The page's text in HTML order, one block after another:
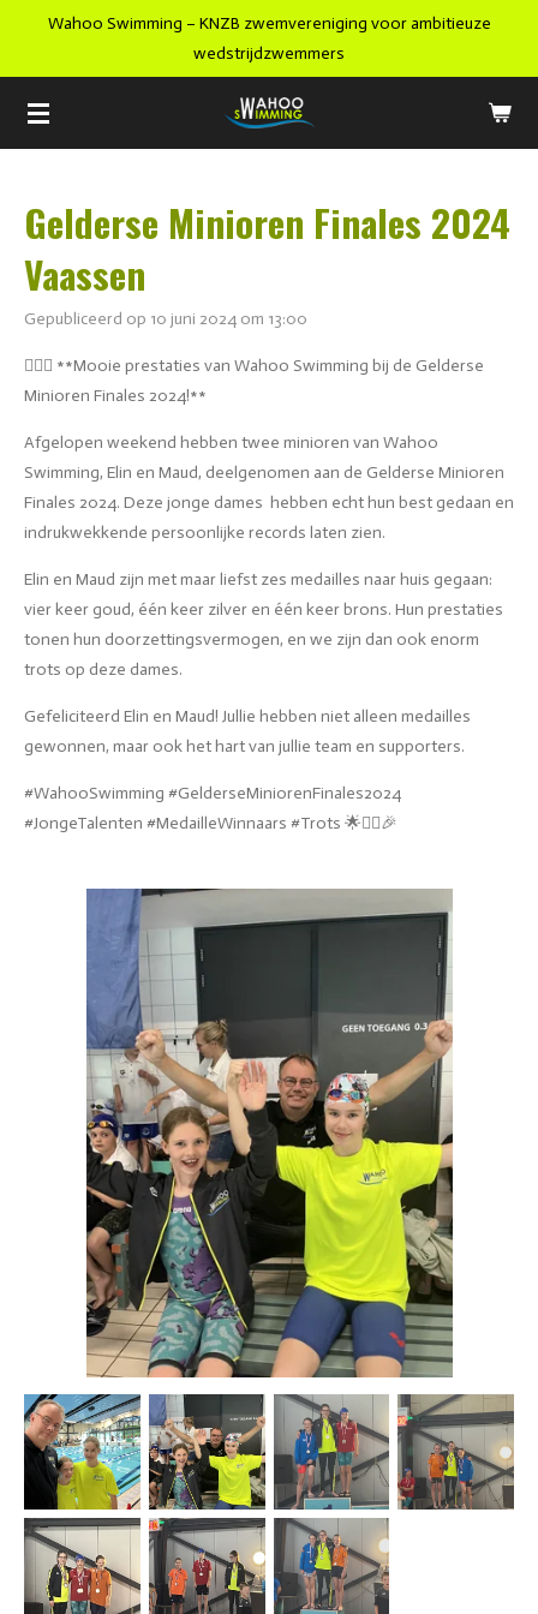
de
hoofdinhoud
Wahoo Swimming – KNZB zwemvereniging voor ambitieuze
wedstrijdzwemmers
Gelderse Minioren Finales 2024
Vaassen
Gepubliceerd op 10 juni 2024 om 13:00
🏊‍♀️🏅 **Mooie prestaties van Wahoo Swimming bij de Gelderse
Minioren Finales 2024!**
Afgelopen weekend hebben twee minioren van Wahoo
Swimming, Elin en Maud, deelgenomen aan de Gelderse Minioren
Finales 2024. Deze jonge dames hebben echt hun best gedaan en
indrukwekkende persoonlijke records laten zien.
Elin en Maud zijn met maar liefst zes medailles naar huis gegaan:
vier keer goud, één keer zilver en één keer brons. Hun prestaties
tonen hun doorzettingsvermogen, en we zijn dan ook enorm
trots op deze dames.
Gefeliciteerd Elin en Maud! Jullie hebben niet alleen medailles
gewonnen, maar ook het hart van jullie team en supporters.
#WahooSwimming #GelderseMiniorenFinales2024
#JongeTalenten #MedailleWinnaars #Trots 🌟🏊‍♀️🎉